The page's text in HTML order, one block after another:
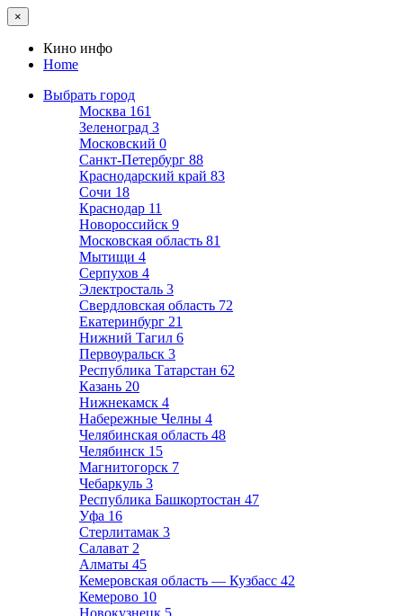
×
Кино инфо
Home
Выбрать город
Москва 161
Зеленоград 3
Московский 0
Санкт-Петербург 88
Краснодарский край 83
Сочи 18
Краснодар 11
Новороссийск 9
Московская область 81
Мытищи 4
Серпухов 4
Электросталь 3
Свердловская область 72
Екатеринбург 21
Нижний Тагил 6
Первоуральск 3
Республика Татарстан 62
Казань 20
Нижнекамск 4
Набережные Челны 4
Челябинская область 48
Челябинск 15
Магнитогорск 7
Чебаркуль 3
Республика Башкортостан 47
Уфа 16
Стерлитамак 3
Салават 2
Алматы 45
Кемеровская область — Кузбасс 42
Кемерово 10
Новокузнецк 5